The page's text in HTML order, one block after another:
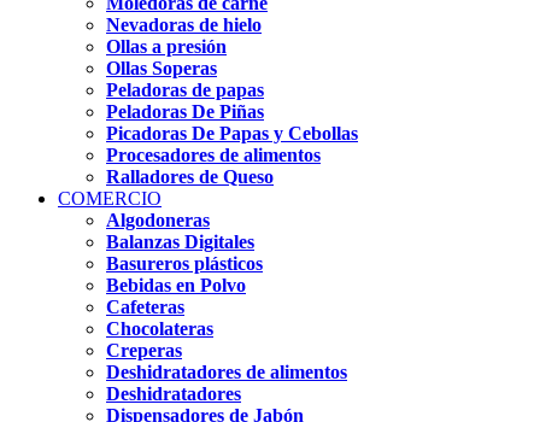
Nevadoras de hielo
Ollas a presión
Ollas Soperas
Peladoras de papas
Peladoras De Piñas
Picadoras De Papas y Cebollas
Procesadores de alimentos
Ralladores de Queso
COMERCIO
Algodoneras
Balanzas Digitales
Basureros plásticos
Bebidas en Polvo
Cafeteras
Chocolateras
Creperas
Deshidratadores de alimentos
Deshidratadores
Dispensadores de Jabón